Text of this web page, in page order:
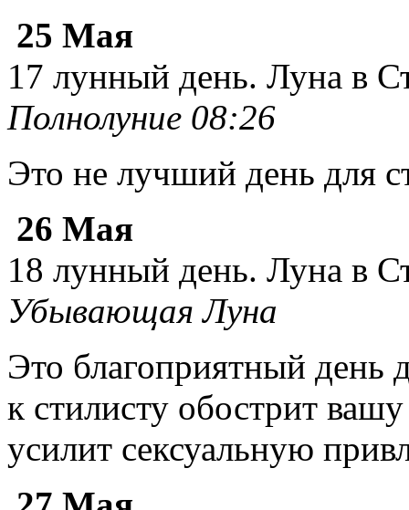
25 Мая
17 лунный день. Луна в
Полнолуние 08:26
Это не лучший день для
26 Мая
18 лунный день. Луна в
Убывающая Луна
Это благоприятный
к стилисту обострит
усилит сексуальную